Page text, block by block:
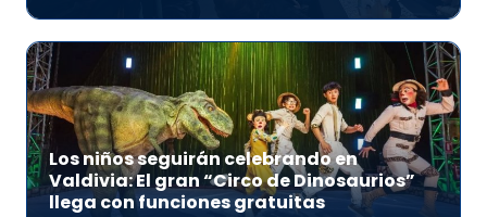
Los niños seguirán celebrando en
Valdivia: El gran “Circo de Dinosaurios”
llega con funciones gratuitas